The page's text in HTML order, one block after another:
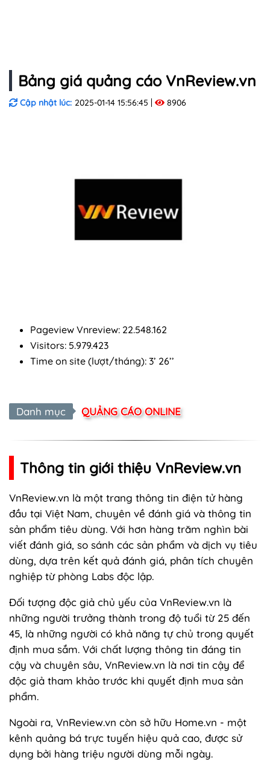
Bảng giá quảng cáo VnReview.vn
Cập nhật lúc: 2025-01-14 15:56:45 8906
Pageview Vnreview: 22.548.162
Visitors: 5.979.423
Time on site (lượt/tháng): 3’ 26’’
Danh mục QUẢNG CÁO ONLINE
Thông tin giới thiệu VnReview.vn
VnReview.vn là một trang thông tin điện tử hàng
đầu tại Việt Nam, chuyên về đánh giá và thông tin
sản phẩm tiêu dùng. Với hơn hàng trăm nghìn bài
viết đánh giá, so sánh các sản phẩm và dịch vụ tiêu
dùng, dựa trên kết quả đánh giá, phân tích chuyên
nghiệp từ phòng Labs độc lập.
Đối tượng độc giả chủ yếu của VnReview.vn là
những người trưởng thành trong độ tuổi từ 25 đến
45, là những người có khả năng tự chủ trong quyết
định mua sắm. Với chất lượng thông tin đáng tin
cậy và chuyên sâu, VnReview.vn là nơi tin cậy để
độc giả tham khảo trước khi quyết định mua sản
phẩm.
Ngoài ra, VnReview.vn còn sở hữu Home.vn - một
kênh quảng bá trực tuyến hiệu quả cao, được sử
dụng bởi hàng triệu người dùng mỗi ngày.